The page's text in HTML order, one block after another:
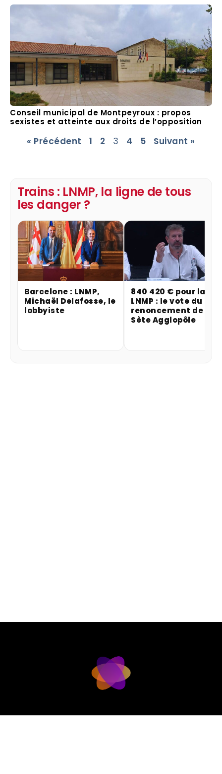
Conseil municipal de Montpeyroux : propos
sexistes et atteinte aux droits de l’opposition
« Précédent 1 2 3 4 5 Suivant »
Trains : LNMP, la ligne de tous
les danger ?
Barcelone : LNMP,
Michaël Delafosse, le
lobbyiste
840 420 € pour la
LNMP : le vote du
renoncement de
Sète Agglopôle